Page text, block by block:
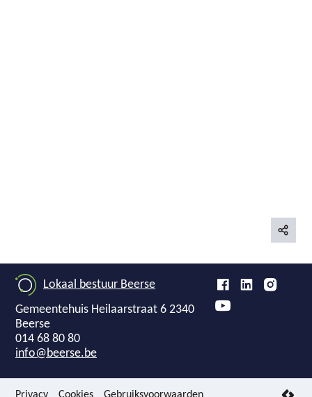
Lokaal bestuur Beerse
Adres
Gemeentehuis Heilaarstraat 6 ,2340
Beerse
Tel.
014 68 80 80
E-
info@beerse.be
deze